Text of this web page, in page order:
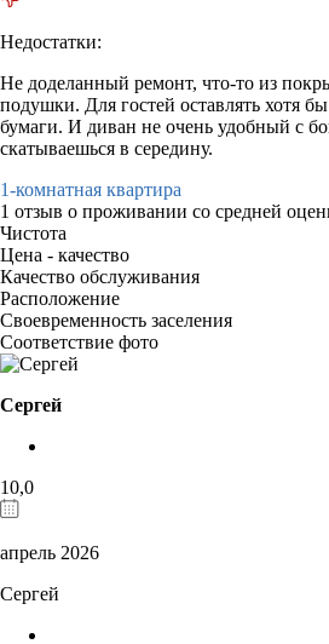
Недостатки:
Не доделанный ремонт, что-то из
подушки. Для гостей оставлять хотя
бумаги. И диван не очень удобный с
скатываешься в середину.
1-комнатная квартира
1 отзыв о проживании со средней
Чистота
Цена - качество
Качество обслуживания
Расположение
Своевременность заселения
Соответствие фото
Сергей
10,0
апрель 2026
Сергей